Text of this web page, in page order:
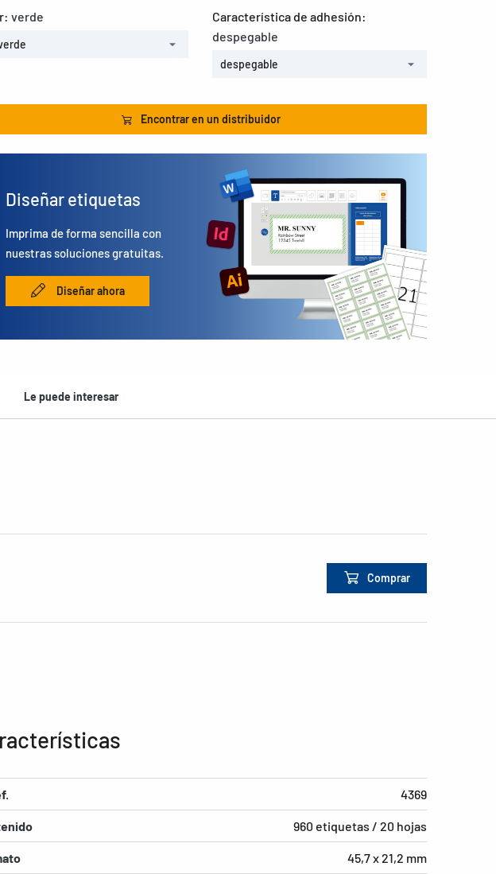
verde
Característica de adhesión:
despegable
despegable
Encontrar en un distribuidor
Diseñar etiquetas
Imprima de forma sencilla con
nuestras soluciones gratuitas.
Diseñar ahora
Le puede interesar
Comprar
4369
960 etiquetas / 20 hojas
45,7 x 21,2 mm